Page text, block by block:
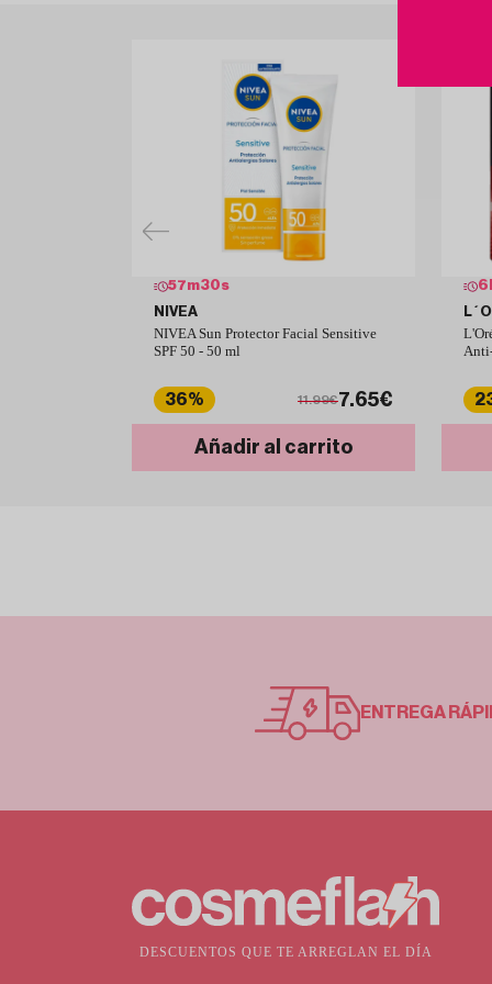
57m30s
NIVEA
NIVEA Sun Protector Facial Sensitive
SPF 50 - 50 ml
36% 11.99€7.65€
Añadir al carrito
6
ENTREGA
DESCUENTOS QUE TE ARREGLAN EL DÍA